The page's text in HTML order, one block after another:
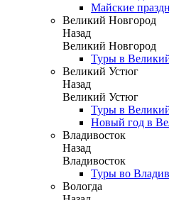
Майские
Великий Новгород
Назад
Великий Новгород
Туры в
Великий Устюг
Назад
Великий Устюг
Туры в
Новый год в
Владивосток
Назад
Владивосток
Туры во
Вологда